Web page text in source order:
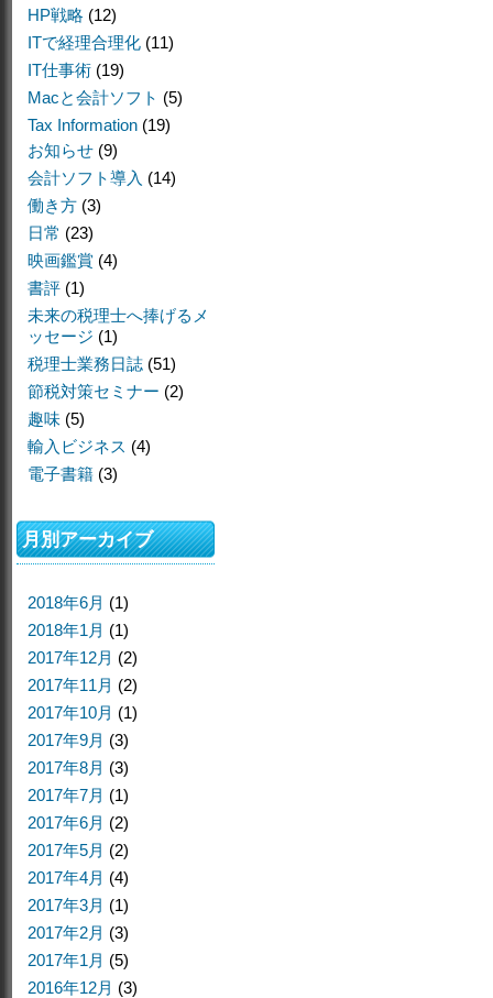
HP戦略 (12)
ITで経理合理化 (11)
IT仕事術 (19)
Macと会計ソフト (5)
Tax Information (19)
お知らせ (9)
会計ソフト導入 (14)
働き方 (3)
日常 (23)
映画鑑賞 (4)
書評 (1)
未来の税理士へ捧げるメ
ッセージ (1)
税理士業務日誌 (51)
節税対策セミナー (2)
趣味 (5)
輸入ビジネス (4)
電子書籍 (3)
月別アーカイブ
2018年6月 (1)
2018年1月 (1)
2017年12月 (2)
2017年11月 (2)
2017年10月 (1)
2017年9月 (3)
2017年8月 (3)
2017年7月 (1)
2017年6月 (2)
2017年5月 (2)
2017年4月 (4)
2017年3月 (1)
2017年2月 (3)
2017年1月 (5)
2016年12月 (3)